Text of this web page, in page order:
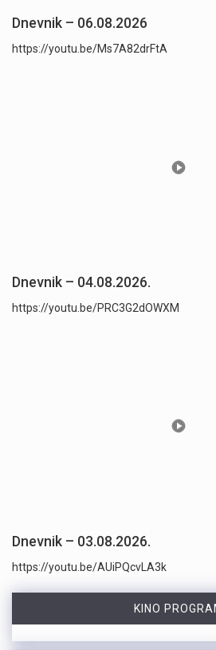
Dnevnik – 06.08.2026
https://youtu.be/Ms7A82drFtA
Dnevnik – 04.08.2026.
https://youtu.be/PRC3G2dOWXM
Dnevnik – 03.08.2026.
https://youtu.be/AUiPQcvLA3k
KINO